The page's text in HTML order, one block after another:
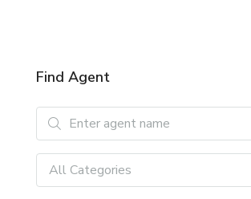
Find Agent
All Categories